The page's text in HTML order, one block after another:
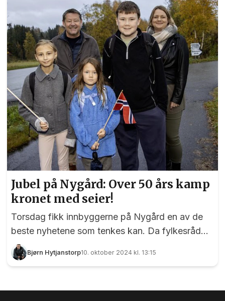
Jubel på Nygård: Over 50 års kamp
kronet med seier!
Torsdag fikk innbyggerne på Nygård en av de
beste nyhetene som tenkes kan. Da fylkesråd
for samferdsel Håkon Snortheim presenterte
handlingsprogrammet for samferdsel de neste
Bjørn Hytjanstorp10. oktober 2024 kl. 13:15